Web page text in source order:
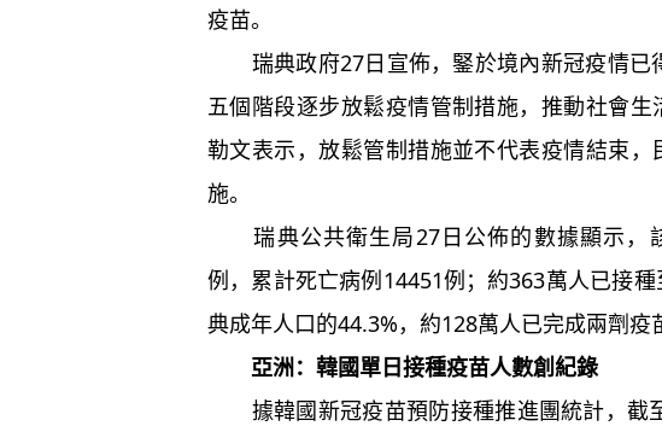
疫苗。
瑞典政府27日宣佈，鋻於境內新冠疫情已
五個階段逐步放鬆疫情管制措施，推動社會
勒文表示，放鬆管制措施並不代表疫情結束
施。
瑞典公共衛生局27日公佈的數據顯示，
例，累計死亡病例14451例；約363萬人已接
典成年人口的44.3%，約128萬人已完成兩劑疫
亞洲：韓國單日接種疫苗人數創紀錄
據韓國新冠疫苗預防接種推進團統計，截